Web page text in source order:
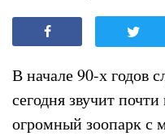
В начале 90-х годов
сегодня звучит
огромный зоопарк с